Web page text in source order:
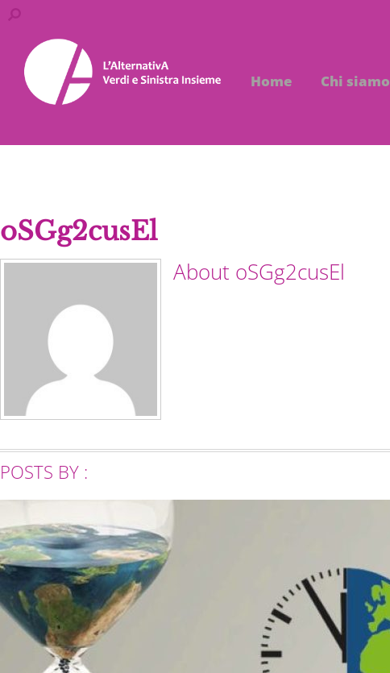
Home Chi siamo
oSGg2cusEl
About oSGg2cusEl
POSTS BY :